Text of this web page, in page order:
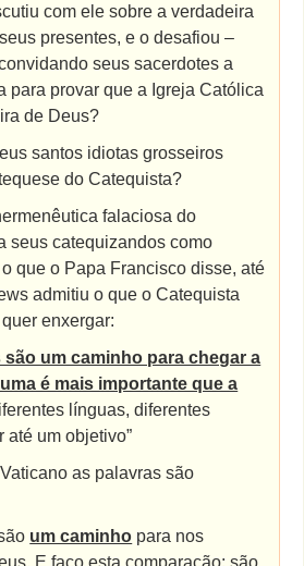
com ele sobre a verdadeira
presentes, e o desafiou –
seus sacerdotes a
para provar que a Igreja Católica
de Deus?
santos idiotas grosseiros
do Catequista?
falaciosa do
seus catequizandos como
que o Papa Francisco disse, até
admitiu o que o Catequista
enxergar:
um caminho para chegar a
é mais importante que a
línguas, diferentes
até um objetivo”
as palavras são
um caminho para nos
E faço esta comparação: são